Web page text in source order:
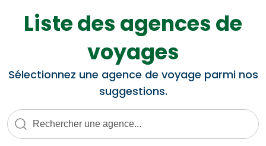
Liste des agences de
voyages
Sélectionnez une agence de voyage parmi nos
suggestions.